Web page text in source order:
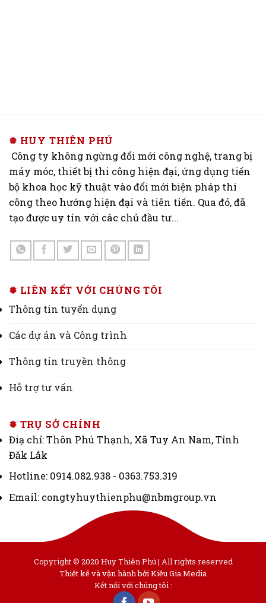
❅ HUY THIÊN PHÚ
Công ty không ngừng đổi mới công nghệ, trang bị
máy móc, thiết bị thi công hiện đại, ứng dụng tiến
bộ khoa học kỹ thuật vào đổi mới biện pháp thi
công theo hướng hiện đại và tiên tiến. Qua đó, đã
tạo được uy tín với các chủ đầu tư...
❅ LIÊN KẾT VỚI CHÚNG TÔI
Thông tin tuyển dụng
Các dự án và Công trình
Thông tin truyền thông
Hỗ trợ tư vấn
❅ TRỤ SỞ CHÍNH
Điạ chỉ: Thôn Phú Thạnh, Xã Tuy An Nam, Tỉnh
Đăk Lắk
Hotline: 0914.082.938 - 0363.753.319
Email: congtyhuythienphu@nbmgroup.vn
Copyright © 2020 Huy Thiên Phú | All rights reserved
Thiết kế và vận hành bởi Kiều Gia Media
Kết nối với chúng tôi :